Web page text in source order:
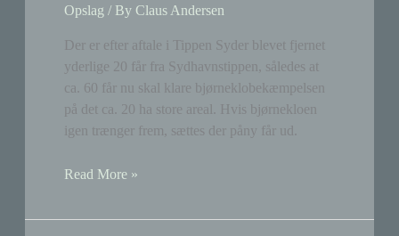
Opslag / ByClaus Andersen
Der er efter aftale i Tippen Syder blevet fjernet
yderlige 20 får fra Sydhavnstippen, således at
ca. 60 får nu skal klare bjørneklobekæmpelsen
på det ca. 20 ha store areal. Hvis bjørnekloen
igen trænger frem, sættes der påny får ud.
Minus
får
Read More »